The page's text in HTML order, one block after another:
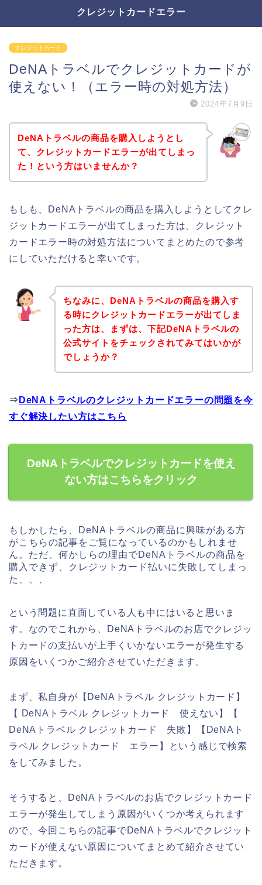
クレジットカードエラー
クレジットカード
DeNAトラベルでクレジットカードが
使えない！（エラー時の対処方法）
2024年7月9日
DeNAトラベルの商品を購入しようとし
て、クレジットカードエラーが出てしまっ
た！という方はいませんか？
もしも、DeNAトラベルの商品を購入しようとしてクレ
ジットカードエラーが出てしまった方は、クレジット
カードエラー時の対処方法についてまとめたので参考
にしていただけると幸いです。
ちなみに、DeNAトラベルの商品を購入す
る時にクレジットカードエラーが出てしま
った方は、まずは、下記DeNAトラベルの
公式サイトをチェックされてみてはいかが
でしょうか？
⇒ DeNAトラベルのクレジットカードエラーの問題を今
すぐ解決したい方はこちら
DeNAトラベルでクレジットカードを使え
ない方はこちらをクリック
もしかしたら、DeNAトラベルの商品に興味がある方
がこちらの記事をご覧になっているのかもしれませ
ん。ただ、何かしらの理由でDeNAトラベルの商品を
購入できず、クレジットカード払いに失敗してしまっ
た、、、
という問題に直面している人も中にはいると思いま
す。なのでこれから、DeNAトラベルのお店でクレジッ
トカードの支払いが上手くいかないエラーが発生する
原因をいくつかご紹介させていただきます。
まず、私自身が【DeNAトラベル クレジットカード】
【 DeNAトラベル クレジットカード 使えない】【
DeNAトラベル クレジットカード 失敗】【DeNAト
ラベル クレジットカード エラー】という感じで検索
をしてみました。
そうすると、DeNAトラベルのお店でクレジットカード
エラーが発生してしまう原因がいくつか考えられます
ので、今回こちらの記事でDeNAトラベルでクレジット
カードが使えない原因についてまとめて紹介させてい
ただきます。